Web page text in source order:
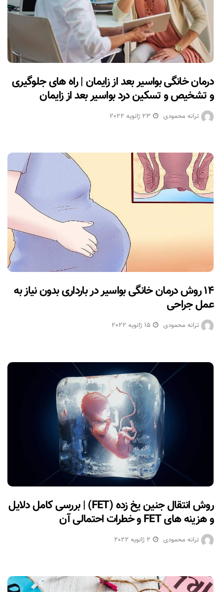
درمان خانگی بواسیر بعد از زایمان | راه های جلوگیری
و تشخیص و تسکین درد بواسیر بعد از زایمان
ترانه محمودی 23 ژانویه 2022
۱۴ روش درمان خانگی بواسیر در بارداری بدون نیاز به
عمل جراحی
ترانه محمودی 15 ژانویه 2022
روش انتقال جنین یخ زده (FET) | بررسی کامل دلایل
و هزینه های FET و خطرات احتمالی آن
ترانه محمودی 2 ژانویه 2022